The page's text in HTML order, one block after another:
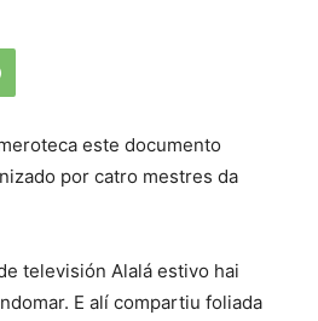
este documento
por catro mestres da
televisión Alalá estivo hai
E alí compartiu foliada